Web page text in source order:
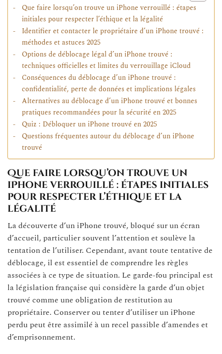
Que faire lorsqu’on trouve un iPhone verrouillé : étapes
initiales pour respecter l’éthique et la légalité
Identifier et contacter le propriétaire d’un iPhone trouvé :
méthodes et astuces 2025
Options de déblocage légal d’un iPhone trouvé :
techniques officielles et limites du verrouillage iCloud
Conséquences du déblocage d’un iPhone trouvé :
confidentialité, perte de données et implications légales
Alternatives au déblocage d’un iPhone trouvé et bonnes
pratiques recommandées pour la sécurité en 2025
Quiz : Débloquer un iPhone trouvé en 2025
Questions fréquentes autour du déblocage d’un iPhone
trouvé
Que faire lorsqu’on trouve un
iPhone verrouillé : étapes initiales
pour respecter l’éthique et la
légalité
La découverte d’un iPhone trouvé, bloqué sur un écran
d’accueil, particulier souvent l’attention et soulève la
tentation de l’utiliser. Cependant, avant toute tentative de
déblocage, il est essentiel de comprendre les règles
associées à ce type de situation. Le garde-fou principal est
la législation française qui considère la garde d’un objet
trouvé comme une obligation de restitution au
propriétaire. Conserver ou tenter d’utiliser un iPhone
perdu peut être assimilé à un recel passible d’amendes et
d’emprisonnement.